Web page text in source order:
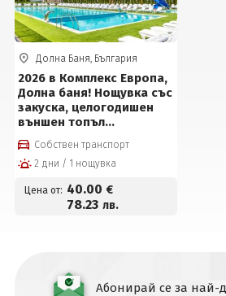
Долна Баня, България
2026 в Комплекс Европа,
Долна баня! Нощувка със
закуска, целогодишен
външен топъл
минерален басейн на
цени от 40 евро на
човек
Собствен транспорт
2 дни / 1 нощувка
Цена от: 40.00 €
78.23 лв.
Абонирай се за най-